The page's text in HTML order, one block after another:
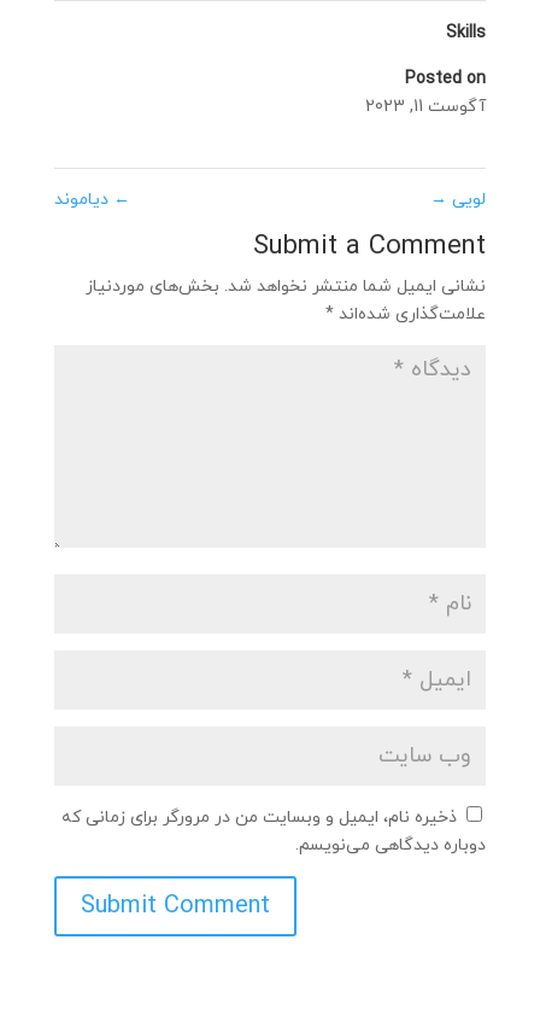
Skills
Posted on
آگوست 11, 2023
← دیاموند لویی →
Submit a Comment
نشانی ایمیل شما منتشر نخواهد شد. بخش‌های موردنیاز
علامت‌گذاری شده‌اند *
ذخیره نام، ایمیل و وبسایت من در مرورگر برای زمانی که
دوباره دیدگاهی می‌نویسم.